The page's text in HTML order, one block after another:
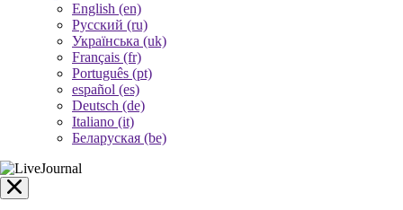
English (en)
Русский (ru)
Українська (uk)
Français (fr)
Português (pt)
español (es)
Deutsch (de)
Italiano (it)
Беларуская (be)